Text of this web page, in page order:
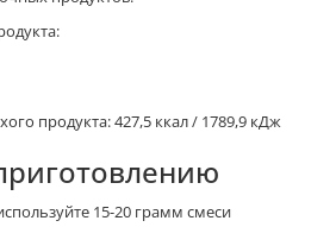
продукта: 427,5 ккал / 1789,9 кДж
15-20 грамм смеси